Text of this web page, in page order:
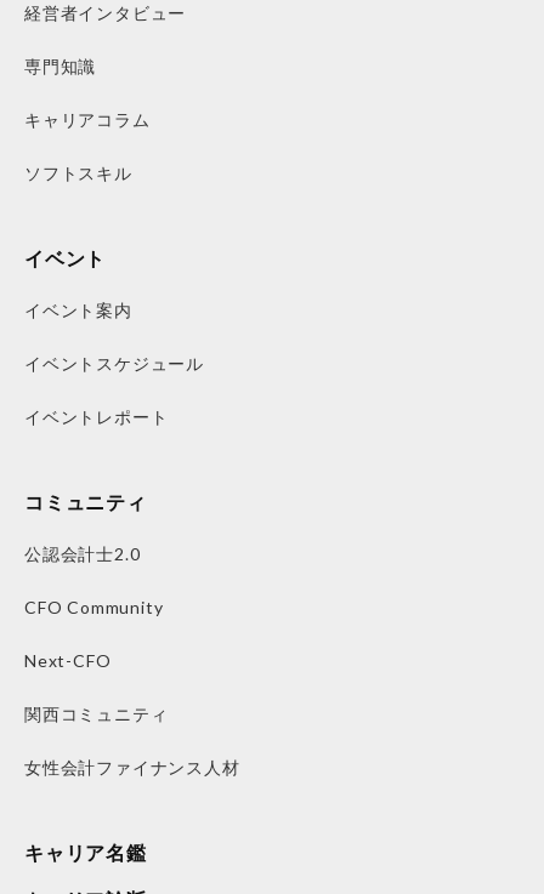
経営者インタビュー
専門知識
キャリアコラム
ソフトスキル
イベント
イベント案内
イベントスケジュール
イベントレポート
コミュニティ
公認会計士2.0
CFO Community
Next-CFO
関西コミュニティ
女性会計ファイナンス人材
キャリア名鑑